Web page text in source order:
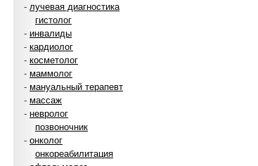
- лучевая диагностика
гистолог
- инвалиды
- кардиолог
- косметолог
- маммолог
- мануальный терапевт
- массаж
- невролог
позвоночник
- онколог
онкореабилитация